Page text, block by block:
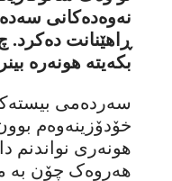
نەوەدەکانی
ڕاهێنانت دەکرد.
بکەیتە هونەرە
سەردەمی
خۆدۆزینەوەم
هونەری نواندنم
هەروەک چۆن بە